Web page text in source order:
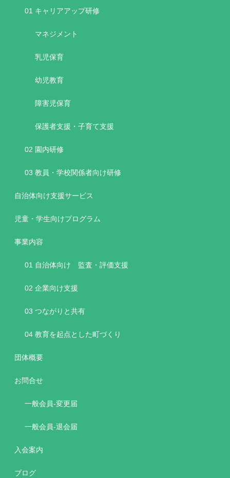
01 キャリアアップ研修
マネジメント
乳児保育
幼児教育
障害児保育
保護者支援・子育て支援
02 園内研修
03 教員・学校関係者向け研修
自治体向け支援サービス
児童・学生向けプログラム
事業内容
01 自治体向け 監査・評価支援
02 企業向け支援
03 つながりと共有
04 教育を起点とした町づくり
団体概要
お問合せ
一般会員-変更届
一般会員-退会届
入会案内
ブログ